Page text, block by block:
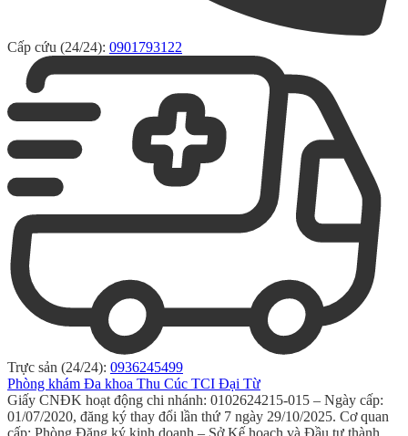
Cấp cứu (24/24): 0901793122
Trực sản (24/24): 0936245499
Phòng khám Đa khoa Thu Cúc TCI Đại Từ
Giấy CNĐK hoạt động chi nhánh: 0102624215-015 – Ngày cấp:
01/07/2020, đăng ký thay đổi lần thứ 7 ngày 29/10/2025. Cơ quan
cấp: Phòng Đăng ký kinh doanh – Sở Kế hoạch và Đầu tư thành